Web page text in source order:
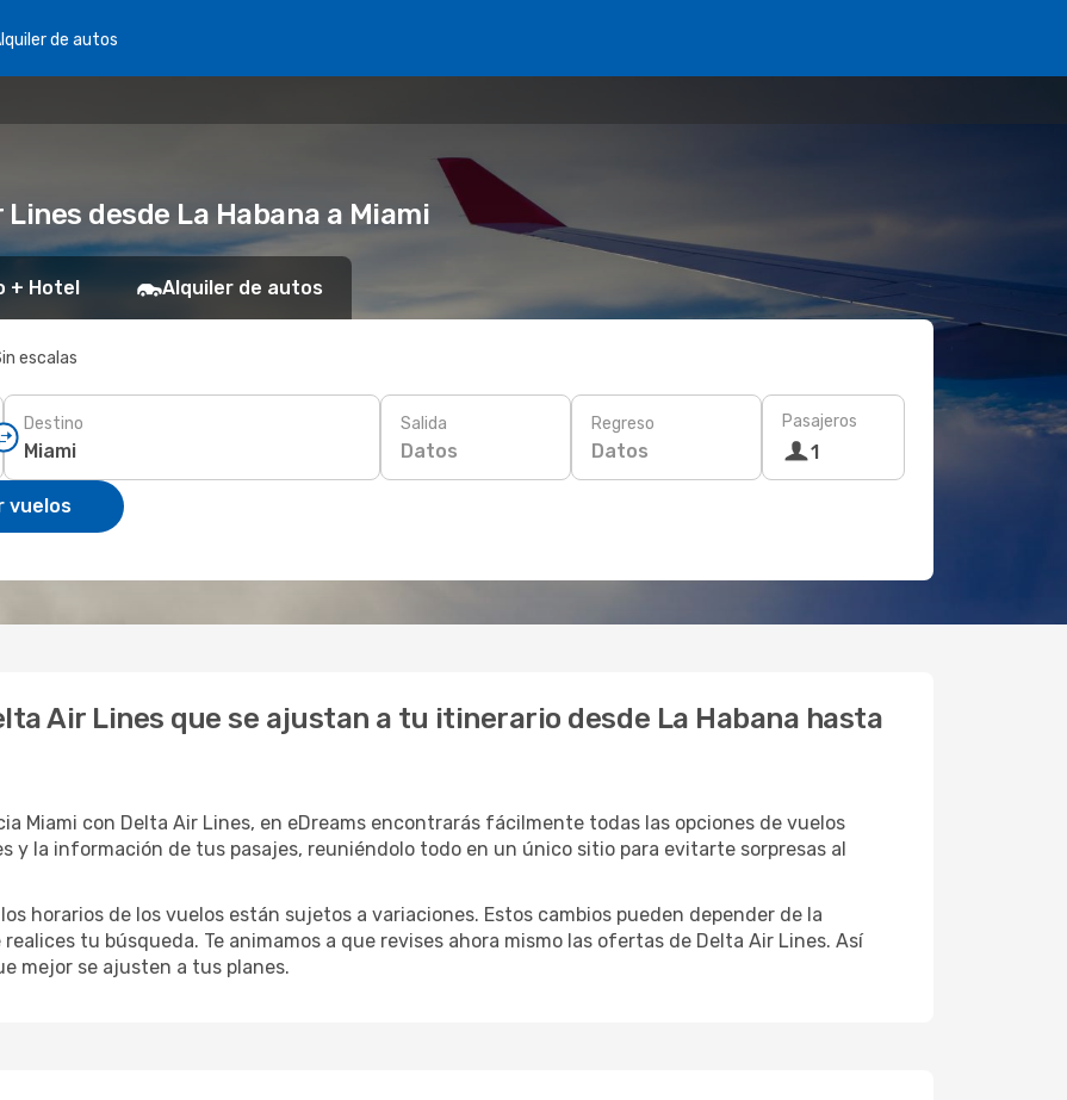
de autos
desde La Habana a Miami
+ Hotel Alquiler de autos
escalas
Destino Salida
Datos
Regreso
Datos
Pasajeros
1
vuelos
Air Lines que se ajustan a tu itinerario desde La Habana hasta
Miami con Delta Air Lines, en eDreams encontrarás fácilmente todas las opciones de vuelos
y la información de tus pasajes, reuniéndolo todo en un único sitio para evitarte sorpresas al
horarios de los vuelos están sujetos a variaciones. Estos cambios pueden depender de la
tu búsqueda. Te animamos a que revises ahora mismo las ofertas de Delta Air Lines. Así
mejor se ajusten a tus planes.